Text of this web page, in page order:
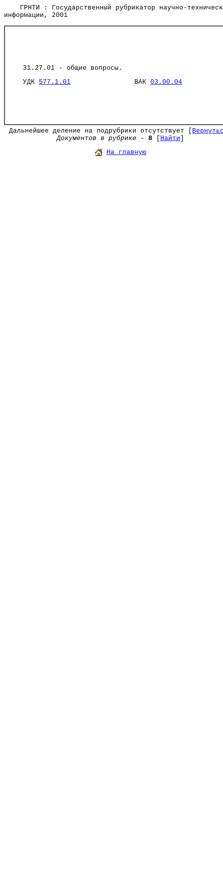
ГРНТИ : Государственный рубрикатор научно-
информации, 2001
31.27.01 - общие вопросы.
УДК 577.1.01 ВАК 03.00.04
Дальнейшее деление на подрубрики отсутствует [
Документов в рубрике - 8 Найти
На главную